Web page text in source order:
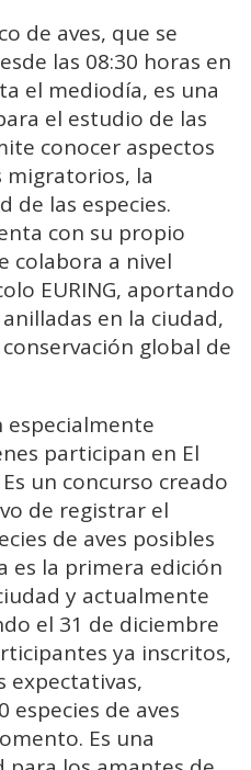
de aves, que se
las 08:30 horas en
el mediodía, es una
el estudio de las
conocer aspectos
migratorios, la
de las especies.
con su propio
colabora a nivel
EURING, aportando
en la ciudad,
global de
especialmente
participan en El
un concurso creado
de registrar el
de aves posibles
es la primera edición
y actualmente
el 31 de diciembre
ya inscritos,
expectativas,
especies de aves
Es una